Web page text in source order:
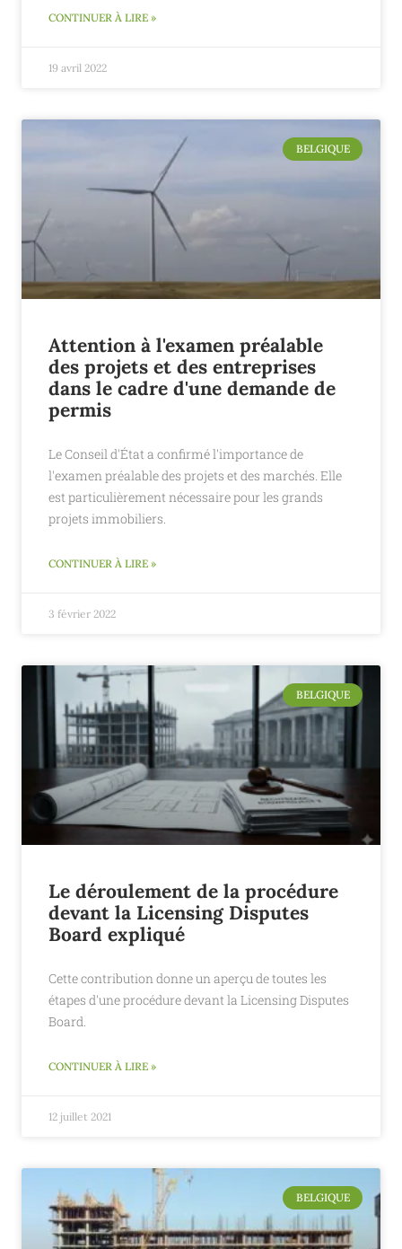
CONTINUER À LIRE »
19 avril 2022
BELGIQUE
Attention à l'examen préalable
des projets et des entreprises
dans le cadre d'une demande de
permis
Le Conseil d'État a confirmé l'importance de
l'examen préalable des projets et des marchés. Elle
est particulièrement nécessaire pour les grands
projets immobiliers.
CONTINUER À LIRE »
3 février 2022
BELGIQUE
Le déroulement de la procédure
devant la Licensing Disputes
Board expliqué
Cette contribution donne un aperçu de toutes les
étapes d'une procédure devant la Licensing Disputes
Board.
CONTINUER À LIRE »
12 juillet 2021
BELGIQUE